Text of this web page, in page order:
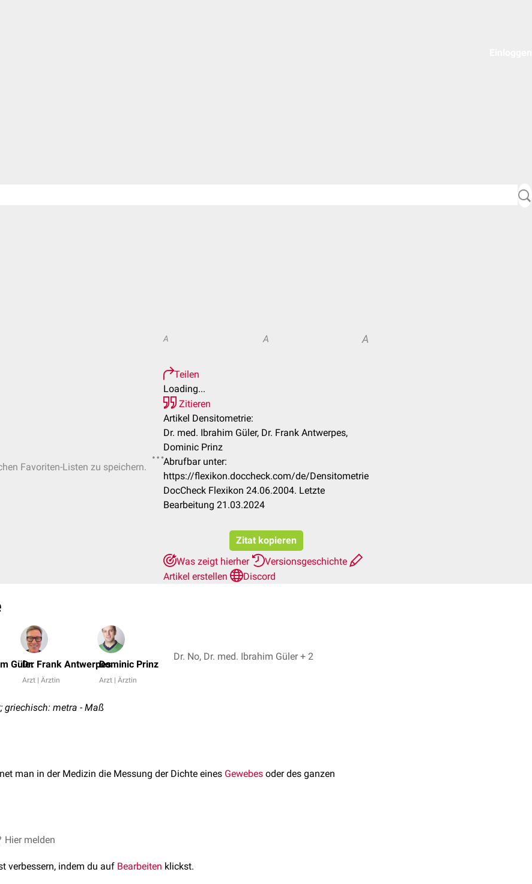
Favoriten-Listen zu speichern.
A A A
Teilen
Loading...
Zitieren
Artikel Densitometrie:
Dr. med. Ibrahim Güler, Dr. Frank Antwerpes,
Dominic Prinz
Abrufbar unter:
https://flexikon.doccheck.com/de/Densitometrie
DocCheck Flexikon 24.06.2004. Letzte
Bearbeitung 21.03.2024
Zitat kopieren
Was zeigt hierher
Versionsgeschichte
Artikel erstellen
Discord
GülerDr. Frank Antwerpes
Arzt | Ärztin
Dominic Prinz
Arzt | Ärztin
Dr. No, Dr. med. Ibrahim Güler + 2
griechisch: metra - Maß
man in der Medizin die Messung der Dichte eines Gewebes oder des ganzen
derKnochendichte
Hier melden
verbessern, indem du auf Bearbeiten klickst.